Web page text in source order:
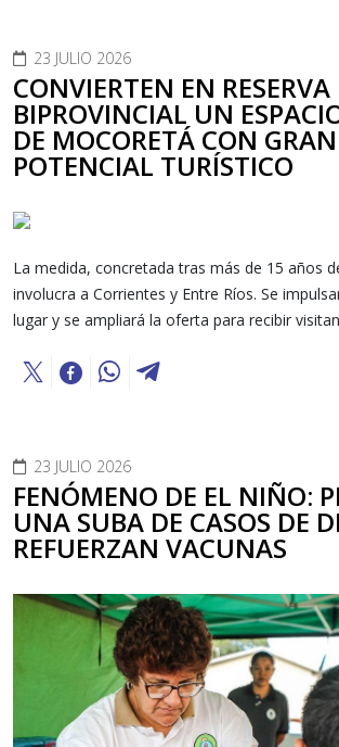
23 JULIO 2026
CONVIERTEN EN RESERVA
BIPROVINCIAL UN
DE MOCORETÁ CON GRAN
POTENCIAL TURÍSTICO
La medida, concretada tras más de 15 años
involucra a Corrientes y Entre Ríos. Se
lugar y se ampliará la oferta para recibir
23 JULIO 2026
FENÓMENO DE EL NIÑO:
UNA SUBA DE CASOS DE
REFUERZAN VACUNAS